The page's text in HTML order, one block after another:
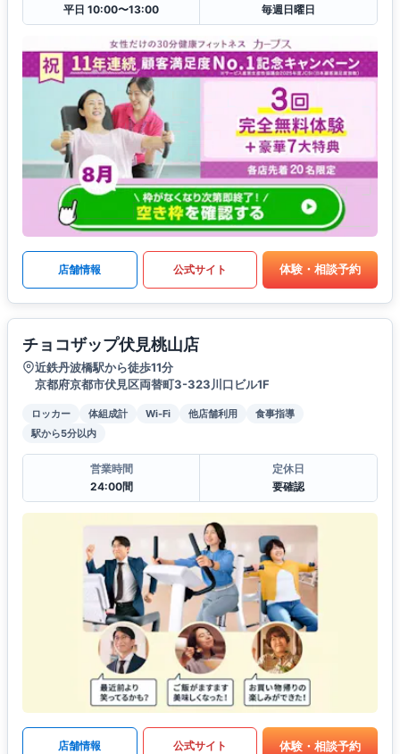
平日 10:00〜13:00
毎週日曜日
店舗情報 公式サイト 体験・相談予約
チョコザップ伏見桃山店
近鉄丹波橋駅から徒歩11分
京都府京都市伏見区両替町3-323川口ビル1F
ロッカー 体組成計 Wi-Fi 他店舗利用
食事指導
駅から5分以内
営業時間
24:00間
定休日
要確認
店舗情報 公式サイト 体験・相談予約